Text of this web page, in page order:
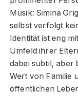
Musik: Simina
selbst verfolgt
Identität ist eng
Umfeld ihrer
dabei subtil, aber
Wert von Familie
öffentlichen